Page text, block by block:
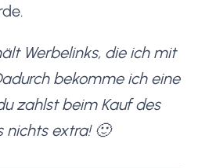
Werbelinks, die ich mit
bekomme ich eine
zahlst beim Kauf des
nichts extra! 🙂